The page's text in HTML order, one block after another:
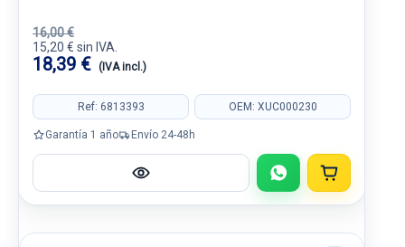
16,00 €
15,20 € sin IVA.
18,39 € (IVA incl.)
Ref: 6813393 OEM: XUC000230
Garantía 1 año Envío 24-48h